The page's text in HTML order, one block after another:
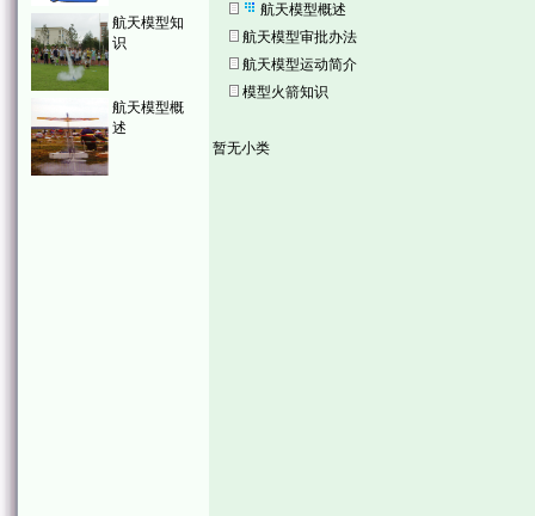
航天模型知
识
航天模型概
述
航天模型概述
航天模型审批办法
航天模型运动简介
模型火箭知识
暂无小类